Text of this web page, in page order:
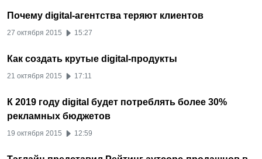
Почему digital-агентства теряют клиентов
27 октября 2015 15:27
Как создать крутые digital-продукты
21 октября 2015 17:11
К 2019 году digital будет потреблять более 30%
рекламных бюджетов
19 октября 2015 12:59